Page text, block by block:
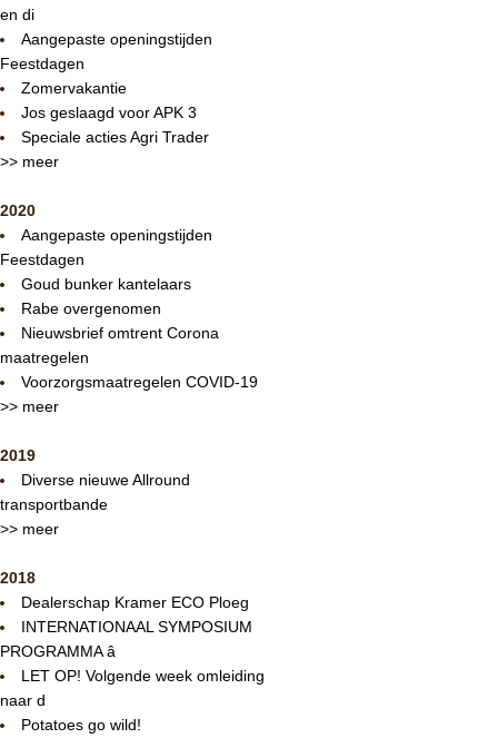
en di
Aangepaste openingstijden
Feestdagen
Zomervakantie
Jos geslaagd voor APK 3
Speciale acties Agri Trader
>> meer
2020
Aangepaste openingstijden
Feestdagen
Goud bunker kantelaars
Rabe overgenomen
Nieuwsbrief omtrent Corona
maatregelen
Voorzorgsmaatregelen COVID-19
>> meer
2019
Diverse nieuwe Allround
transportbande
>> meer
2018
Dealerschap Kramer ECO Ploeg
INTERNATIONAAL SYMPOSIUM
PROGRAMMA â
LET OP! Volgende week omleiding
naar d
Potatoes go wild!